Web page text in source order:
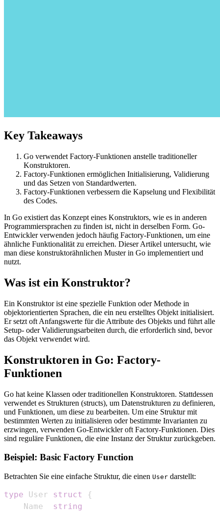
Key Takeaways
Go verwendet Factory-Funktionen anstelle traditioneller
Konstruktoren.
Factory-Funktionen ermöglichen Initialisierung, Validierung
und das Setzen von Standardwerten.
Factory-Funktionen verbessern die Kapselung und Flexibilität
des Codes.
In Go existiert das Konzept eines Konstruktors, wie es in anderen
Programmiersprachen zu finden ist, nicht in derselben Form. Go-
Entwickler verwenden jedoch häufig Factory-Funktionen, um eine
ähnliche Funktionalität zu erreichen. Dieser Artikel untersucht, wie
man diese konstruktorähnlichen Muster in Go implementiert und
nutzt.
Was ist ein Konstruktor?
Ein Konstruktor ist eine spezielle Funktion oder Methode in
objektorientierten Sprachen, die ein neu erstelltes Objekt initialisiert.
Er setzt oft Anfangswerte für die Attribute des Objekts und führt alle
Setup- oder Validierungsarbeiten durch, die erforderlich sind, bevor
das Objekt verwendet wird.
Konstruktoren in Go: Factory-
Funktionen
Go hat keine Klassen oder traditionellen Konstruktoren. Stattdessen
verwendet es Strukturen (structs), um Datenstrukturen zu definieren,
und Funktionen, um diese zu bearbeiten. Um eine Struktur mit
bestimmten Werten zu initialisieren oder bestimmte Invarianten zu
erzwingen, verwenden Go-Entwickler oft Factory-Funktionen. Dies
sind reguläre Funktionen, die eine Instanz der Struktur zurückgeben.
Beispiel: Basic Factory Function
Betrachten Sie eine einfache Struktur, die einen User darstellt:
type User struct
{
    Name
string